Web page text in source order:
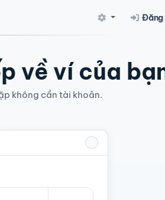
Đăng
về ví của
không cần tài khoản.